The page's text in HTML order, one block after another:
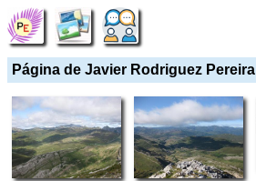
Página de Javier Rodriguez Pereira